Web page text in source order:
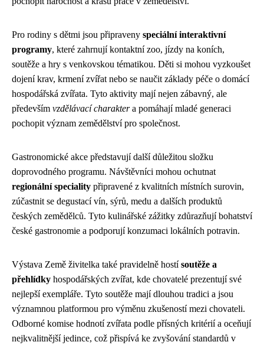
Pro rodiny s dětmi jsou připraveny speciální interaktivní
programy, které zahrnují kontaktní zoo, jízdy na koních,
soutěže a hry s venkovskou tématikou. Děti si mohou vyzkoušet
dojení krav, krmení zvířat nebo se naučit základy péče o domácí
hospodářská zvířata. Tyto aktivity mají nejen zábavný, ale
především vzdělávací charaktera pomáhají mladé generaci
pochopit význam zemědělství pro společnost.
Gastronomické akce představují další důležitou složku
doprovodného programu. Návštěvníci mohou ochutnat
regionální speciality připravené z kvalitních místních surovin,
zúčastnit se degustací vín, sýrů, medu a dalších produktů
českých zemědělců. Tyto kulinářské zážitky zdůrazňují bohatství
české gastronomie a podporují konzumaci lokálních potravin.
Výstava Země živitelka také pravidelně hostísoutěže a
přehlídky hospodářských zvířat, kde chovatelé prezentují své
nejlepší exempláře. Tyto soutěže mají dlouhou tradici a jsou
významnou platformou pro výměnu zkušeností mezi chovateli.
Odborné komise hodnotí zvířata podle přísných kritérií a oceňují
nejkvalitnější jedince, což přispívá ke zvyšování standardů v